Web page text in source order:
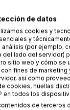
el resto de los
cabeza. Pero si
serían el
para
el
la
a largo plazo,
ese pequeño
de manera
de personas
de datos
cookies y
y
(por ejemplo,
lado del servidor)
sitio web y cómo se
fines de marketing
así como
cookies, huellas
en todos los
de terceros